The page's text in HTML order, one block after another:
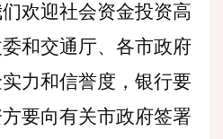
欢迎社会资金投资高
和交通厅、各市政府
力和信誉度，银行要
要向有关市政府签署